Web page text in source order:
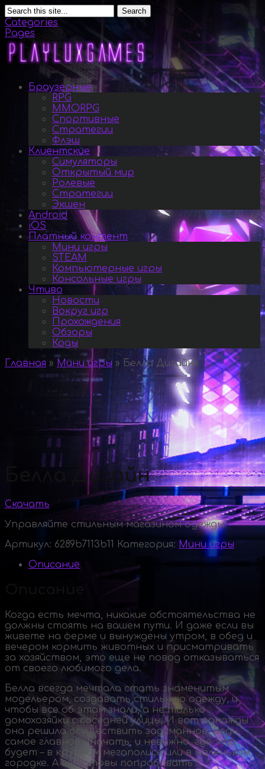
Search
Categories
Pages
Браузерные
RPG
MMORPG
Спортивные
Стратегии
Флэш
Клиентские
Симуляторы
Открытый мир
Ролевые
Стратегии
Экшен
Android
iOS
Платный контент
Мини игры
STEAM
Компьютерные игры
Консольные игры
Чтиво
Новости
Вокруг игр
Прохождения
Обзоры
Коды
Главная » Мини игры » Белла Дизайн»
Белла Дизайн
Скачать
Управляйте стильным магазином одежды!
Артикул: 6289b7113b11 Категория: Мини игры
Описание
Когда есть мечта, никакие обстоятельства не
должны стоять на вашем пути. И даже если вы
живете на ферме и вынуждены утром, в обед и
вечером кормить животных и присматривать
за хозяйством, это еще не повод отказываться
от своего любимого дела.
Белла всегда мечтала стать знаменитым
модельером, создавать стильную одежду, и
чтобы все об этом знали, а не только
домохозяйки с соседней улицы. И вот однажды
она решила осуществить задуманное. Ведь
самое главное – начать, и неважно, где это
будет – в крупном мегаполисе или в маленьком
городке. А вы готовы попробовать?